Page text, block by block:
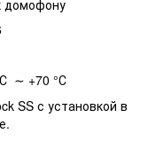
домофону
∼ +70 °С
SS с установкой в